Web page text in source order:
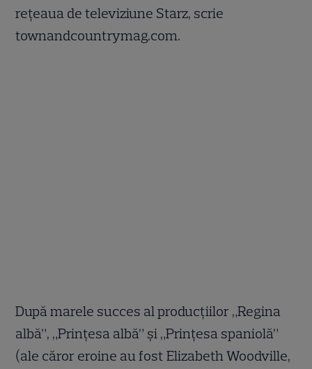
rețeaua de televiziune Starz, scrie
townandcountrymag.com.
După marele succes al producțiilor „Regina
albă”, „Prințesa albă” și „Prințesa spaniolă”
(ale căror eroine au fost Elizabeth Woodville,